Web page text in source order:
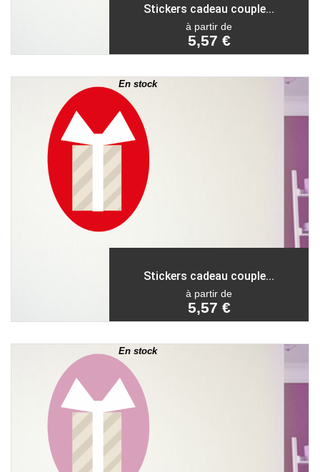
Stickers cadeau couple...
à partir de
5,57 €
En stock
Stickers cadeau couple...
à partir de
5,57 €
En stock